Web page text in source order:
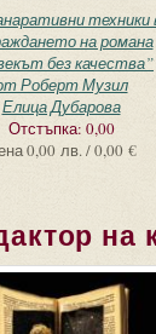
техники
на романа
без качества”
Роберт Музил
Елица Дубарова
Отстъпка: 0,00
0,00 лв. / 0,00 €
на